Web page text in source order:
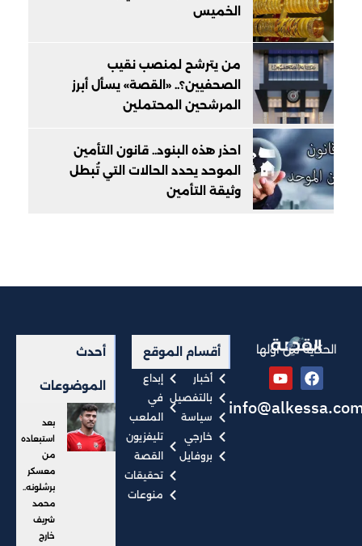
الخميس
من يترشح لمنصب نقيب
الصحفيين؟.. «القصة» يسأل أبرز
المرشحين المحتملين
احذر هذه البنود.. قانون التأمين
الموحد يحدد الحالات التي تُبطل
وثيقة التأمين
الحكاية من أولها أقسام الموقع
أخبار
بالتفصيل
سياسة
خارجي
بروفايل
إبداع
في
الملعب
تليفزيون
القصة
تحقيقات
منوعات
أحدث
الموضوعات
بعد
استبعاده
من
معسكر
برشلونه..
محمد
شريف
خارج